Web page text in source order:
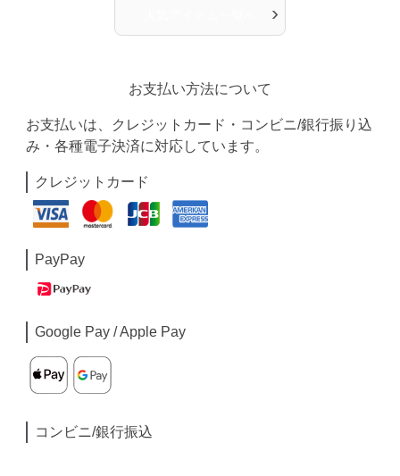
›
お支払い方法について
お支払いは、クレジットカード・コンビニ/銀行振り込
み・各種電子決済に対応しています。
クレジットカード
PayPay
Google Pay / Apple Pay
コンビニ/銀行振込